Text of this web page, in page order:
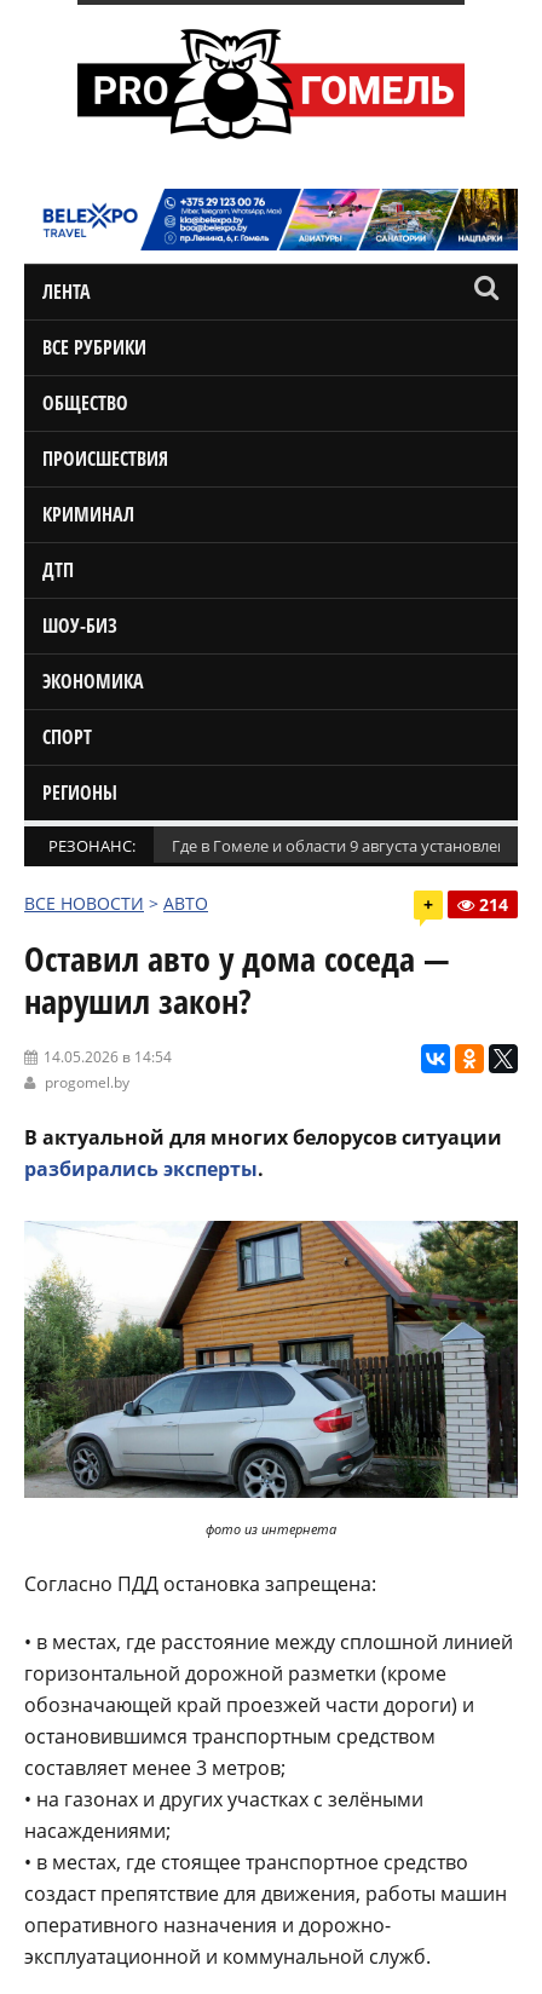
ЛЕНТА
ВСЕ РУБРИКИ
ОБЩЕСТВО
ПРОИСШЕСТВИЯ
КРИМИНАЛ
ДТП
ШОУ-БИЗ
ЭКОНОМИКА
СПОРТ
РЕГИОНЫ
РЕЗОНАНС: Где в Гомеле и области 9 августа установлены
ВСЕ НОВОСТИ > АВТО + 214
Оставил авто у дома соседа —
нарушил закон?
14.05.2026 в 14:54
progomel.by
В актуальной для многих белорусов ситуации
разбирались эксперты.
фото из интернета
Согласно ПДД остановка запрещена:
• в местах, где расстояние между сплошной линией
горизонтальной дорожной разметки (кроме
обозначающей край проезжей части дороги) и
остановившимся транспортным средством
составляет менее 3 метров;
• на газонах и других участках с зелёными
насаждениями;
• в местах, где стоящее транспортное средство
создаст препятствие для движения, работы машин
оперативного назначения и дорожно-
эксплуатационной и коммунальной служб.